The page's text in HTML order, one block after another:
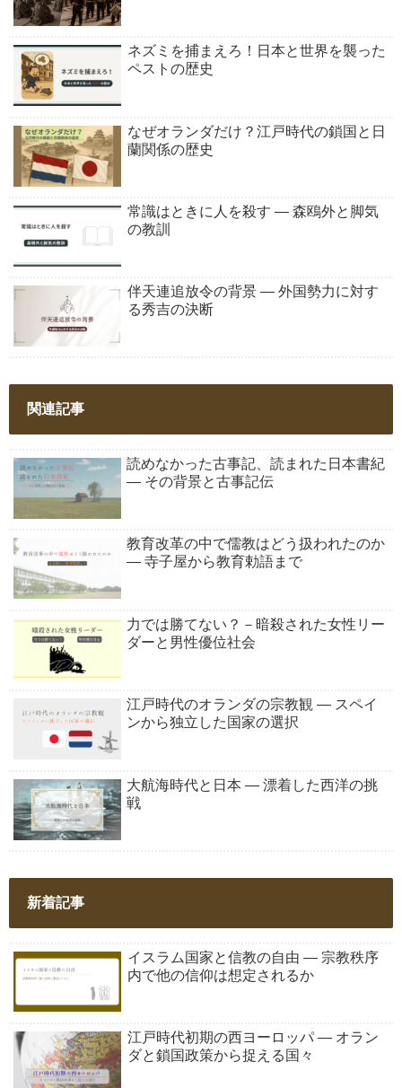
ネズミを捕まえろ！日本と世界を襲った
ペストの歴史
なぜオランダだけ？江戸時代の鎖国と日
蘭関係の歴史
常識はときに人を殺す ― 森鴎外と脚気
の教訓
伴天連追放令の背景 ― 外国勢力に対す
る秀吉の決断
関連記事
読めなかった古事記、読まれた日本書紀
― その背景と古事記伝
教育改革の中で儒教はどう扱われたのか
― 寺子屋から教育勅語まで
力では勝てない？－暗殺された女性リー
ダーと男性優位社会
江戸時代のオランダの宗教観 ― スペイ
ンから独立した国家の選択
大航海時代と日本 ― 漂着した西洋の挑
戦
新着記事
イスラム国家と信教の自由 ― 宗教秩序
内で他の信仰は想定されるか
江戸時代初期の西ヨーロッパ ― オラン
ダと鎖国政策から捉える国々